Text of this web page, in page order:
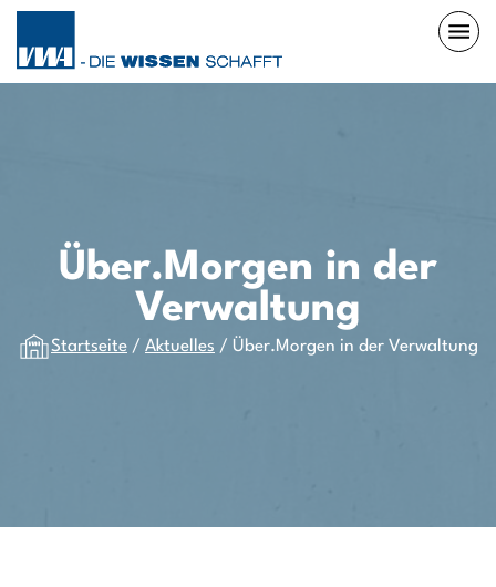
Über.Morgen in der
Verwaltung
Startseite / Aktuelles / Über.Morgen in der Verwaltung